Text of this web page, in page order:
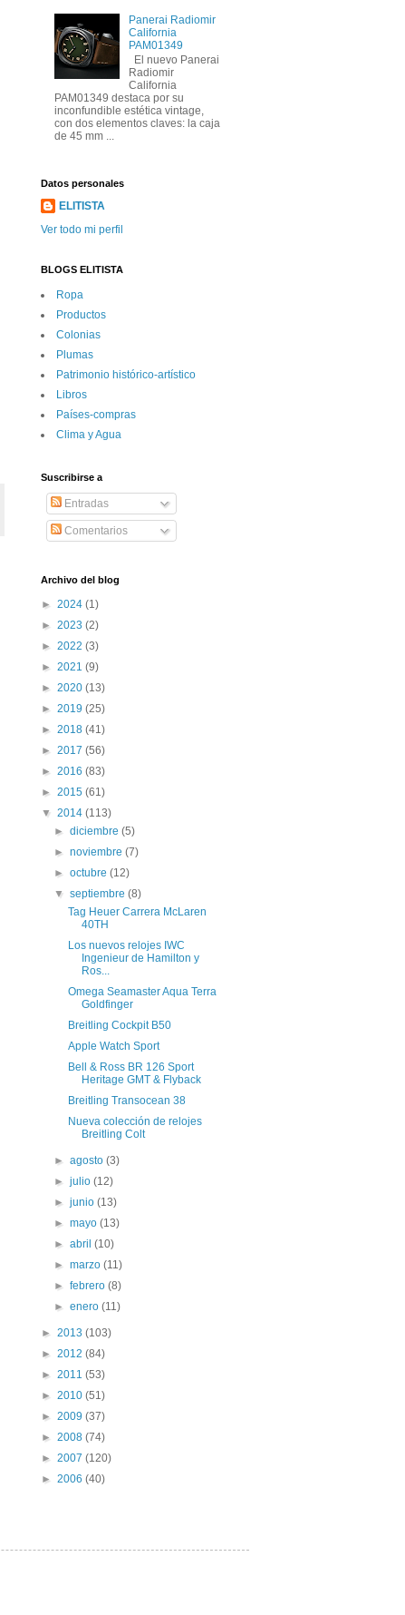
Panerai Radiomir
California
PAM01349
El nuevo Panerai
Radiomir
California
PAM01349 destaca por su
inconfundible estética vintage,
con dos elementos claves: la caja
de 45 mm ...
Datos personales
ELITISTA
Ver todo mi perfil
BLOGS ELITISTA
Ropa
Productos
Colonias
Plumas
Patrimonio histórico-artí­stico
Libros
Paí­ses-compras
Clima y Agua
Suscribirse a
Entradas
Comentarios
Archivo del blog
► 2024 (1)
► 2023 (2)
► 2022 (3)
► 2021 (9)
► 2020 (13)
► 2019 (25)
► 2018 (41)
► 2017 (56)
► 2016 (83)
► 2015 (61)
▼ 2014 (113)
►diciembre(5)
►noviembre(7)
►octubre(12)
▼septiembre(8)
Tag Heuer Carrera McLaren
40TH
Los nuevos relojes IWC
Ingenieur de Hamilton y
Ros...
Omega Seamaster Aqua Terra
Goldfinger
Breitling Cockpit B50
Apple Watch Sport
Bell & Ross BR 126 Sport
Heritage GMT & Flyback
Breitling Transocean 38
Nueva colección de relojes
Breitling Colt
►agosto(3)
►julio(12)
►junio(13)
►mayo(13)
►abril(10)
►marzo(11)
►febrero(8)
►enero(11)
► 2013 (103)
► 2012 (84)
► 2011 (53)
► 2010 (51)
► 2009 (37)
► 2008 (74)
► 2007 (120)
► 2006 (40)